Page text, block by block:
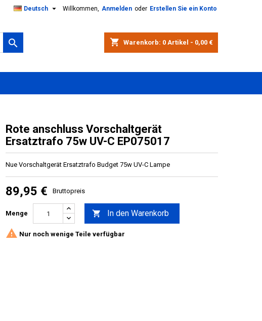
Willkommen, Anmelden oder Erstellen Sie ein Konto
Deutsch 
shopping_cart Warenkorb: 0 Artikel - 0,00 €

Rote anschluss Vorschaltgerät
Ersatztrafo 75w UV-C EP075017
Nue Vorschaltgerät Ersatztrafo Budget 75w UV-C Lampe
89,95 € Bruttopreis
Menge  In den Warenkorb
 Nur noch wenige Teile verfügbar